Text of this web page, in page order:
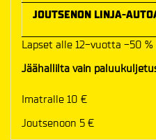
JOUTSENON LINJA-
Lapset alle 12-vuotta -50 %
Jäähallilta vain
Imatralle 10 €
Joutsenoon 5 €